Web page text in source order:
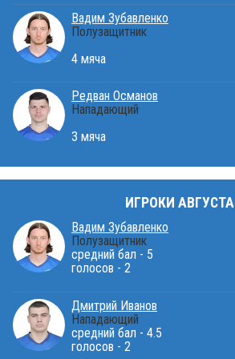
Вадим Зубавленко
Полузащитник
4 мяча
Редван Османов
Нападающий
3 мяча
ИГРОКИ АВГУСТА
Вадим Зубавленко
Полузащитник
средний бал - 5
голосов - 2
Дмитрий Иванов
Нападающий
средний бал - 4.5
голосов - 2